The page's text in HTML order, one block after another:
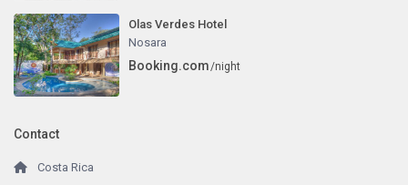
Olas Verdes Hotel
Nosara
Booking.com/night
Contact
Costa Rica